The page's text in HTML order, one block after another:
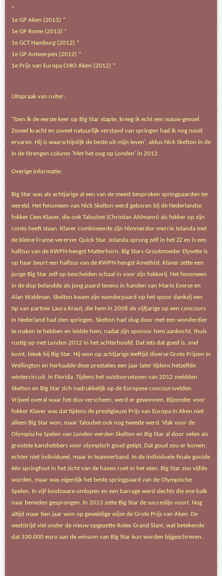
*
1e GP Aken (2013) *
1e GP Rome (2013) *
1e GCT Hamburg (2012) *
1e GP Antwerpen (2012) *
1e Prijs van Europa CHIO Aken (2012) *
Uitspraak van ruiter:
'Toen ik de eerste keer op Big Star stapte, kreeg ik echt een wauw-gevoel.
Zoveel kracht en zoveel natuurlijk verstand van springen had ik nog nooit
ervaren. Hij is waarschijnlijk de beste uit mijn leven', aldus Nick Skelton in de
In de Strengen column 'Met het oog op Londen' in 2012.
Overige informatie:
Big Star was als achtjarige al een van de meest besproken springpaarden ter
wereld. Het fenomeen van Nick Skelton werd geboren bij de Nederlandse
fokker Cees Klaver, die ook Taloubet (Christian Ahlmann) als fokker op zijn
conto heeft staan. Klaver combineerde zijn Nimmerdor-merrie Jolanda met
de kleine Franse vererver Quick Star. Jolanda sprong zelf in het ZZ en is een
halfzus van de KWPN-hengst Matterhorn. Big Stars Grootmoeder Elysette is
op haar beurt een halfzus van de KWPN-hengst Amethist. Klaver zette een
jonge Big Star zelf op bescheiden schaal in voor zijn fokkerij. Het fenomeen
in de dop belandde als jong paard tevens in handen van Mario Everse en
Alan Waldman. Skelton kwam zijn wonderpaard op het spoor dankzij een
tip van partner Laura Kraut, die hem in 2008 als vijfjarige op een concours
in Nederland had zien springen. Skelton had vlug door met een wonderdier
te maken te hebben en leidde hem, nadat zijn sponsor hem aankocht, thuis
rustig op met Londen 2012 in het achterhoofd. Dat iets dat goed is, snel
komt, bleek bij Big Star. Hij won op achtjarige leeftijd diverse Grote Prijzen in
Wellington en herhaalde deze prestaties een jaar later tijdens hetzelfde
wintercircuit. in Florida. Tijdens het outdoorseizoen van 2012 meldden
Skelton en Big Star zich nadrukkelijk op de Europese concoursvelden.
Vrijwel overal waar het duo verscheen, werd er gewonnen. Bijzonder voor
fokker Klaver was dat tijdens de prestigieuze Prijs van Europa in Aken niet
alleen Big Star won, maar Taloubet ook nog tweede werd. Vlak voor de
Olympische Spelen van Londen werden Skelton en Big Star al door velen als
grootste kanshebbers voor olympisch goud getipt. Dat goud zou er komen,
echter niet individueel, maar in teamverband. In de individuele finale gooide
één springfout in het zicht van de haven roet in het eten. Big Star zou vijfde
worden, maar was eigenlijk het beste springpaard van de Olympische
Spelen. In vijf loodzware omlopen en een barrage werd slechts die ene balk
naar beneden gesprongen. In 2013 zette Big Star de succeslijn voort. Nog
altijd maar tien jaar won op geweldige wijze de Grote Prijs van Aken. De
wedstrijd viel onder de nieuw opgezette Rolex Grand Slam, wat betekende
dat 330.000 euro aan de winsom van Big Star kon worden bijgeschreven.